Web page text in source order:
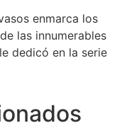
enmarca los
las innumerables
dedicó en la serie